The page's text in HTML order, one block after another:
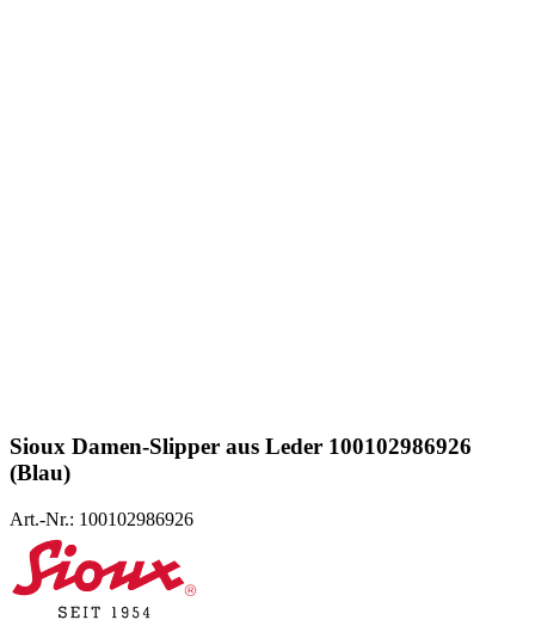
Sioux Damen-Slipper aus Leder 100102986926
(Blau)
Art.-Nr.: 100102986926